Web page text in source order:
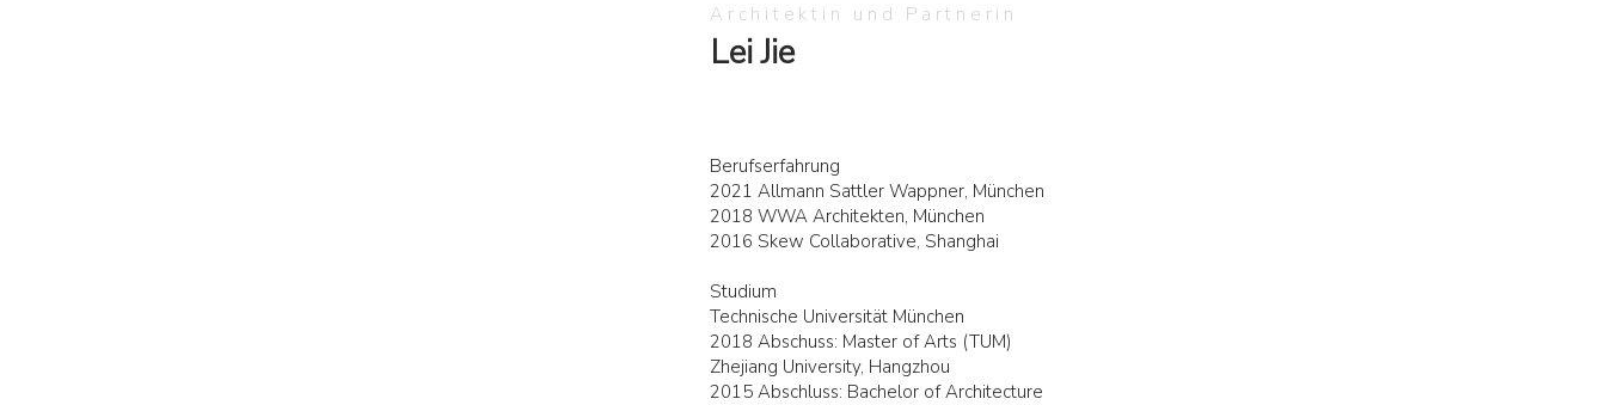
Architektin und Partnerin
Lei Jie
Berufserfahrung
2021 Allmann Sattler Wappner, München
2018 WWA Architekten, München
2016 Skew Collaborative, Shanghai
Studium
Technische Universität München
2018 Abschuss: Master of Arts (TUM)
Zhejiang University, Hangzhou
2015 Abschluss: Bachelor of Architecture